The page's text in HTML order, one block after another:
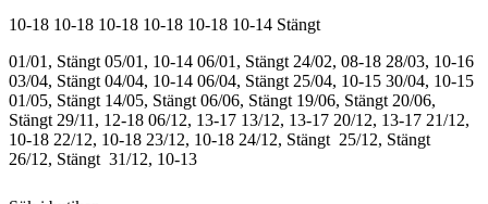
10-18 10-18 10-18 10-18 10-18 10-14 Stängt
01/01, Stängt 05/01, 10-14 06/01, Stängt 24/02, 08-18 28/03, 10-16
03/04, Stängt 04/04, 10-14 06/04, Stängt 25/04, 10-15 30/04, 10-15
01/05, Stängt 14/05, Stängt 06/06, Stängt 19/06, Stängt 20/06,
Stängt 29/11, 12-18 06/12, 13-17 13/12, 13-17 20/12, 13-17 21/12,
10-18 22/12, 10-18 23/12, 10-18 24/12, Stängt 25/12, Stängt
26/12, Stängt 31/12, 10-13